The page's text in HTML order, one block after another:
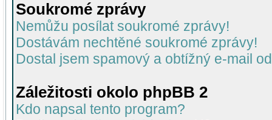
Soukromé zprávy
Nemůžu posílat soukromé zprávy!
Dostávám nechtěné soukromé zprávy!
Dostal jsem spamový a obtížný e-mail
Záležitosti okolo phpBB 2
Kdo napsal tento program?